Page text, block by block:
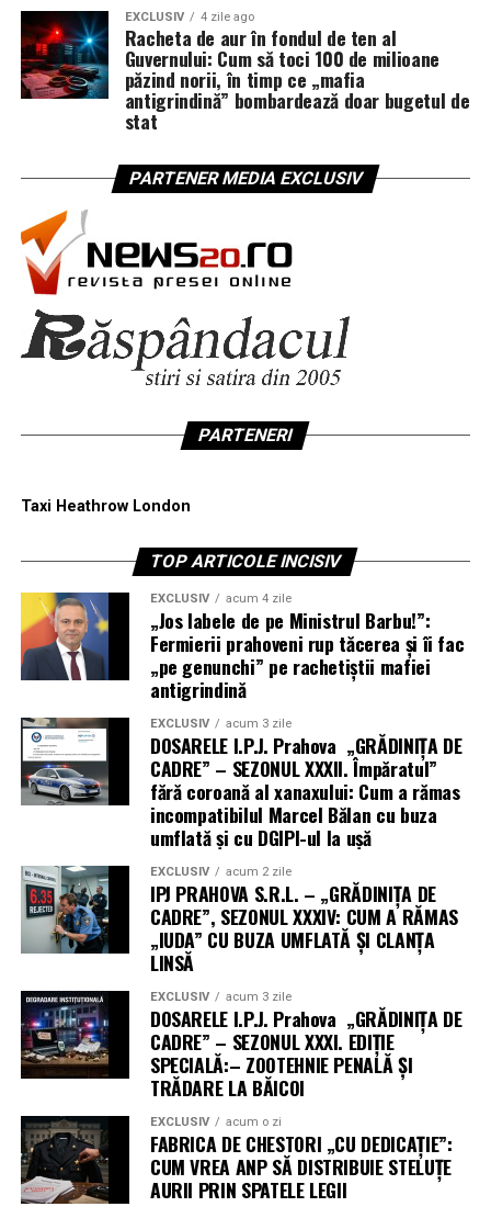
EXCLUSIV 4 zile ago
Racheta de aur în fondul de ten al
Guvernului: Cum să toci 100 de milioane
păzind norii, în timp ce „mafia
antigrindină” bombardează doar bugetul de
stat
PARTENER MEDIA EXCLUSIV
PARTENERI
Taxi Heathrow London
TOP ARTICOLE INCISIV
EXCLUSIV acum 4 zile
„Jos labele de pe Ministrul Barbu!”:
Fermierii prahoveni rup tăcerea și îi fac
„pe genunchi” pe rachetiștii mafiei
antigrindină
EXCLUSIV acum 3 zile
DOSARELE I.P.J. Prahova „GRĂDINIȚA DE
CADRE” – SEZONUL XXXII. Împăratul”
fără coroană al xanaxului: Cum a rămas
incompatibilul Marcel Bălan cu buza
umflată și cu DGIPI-ul la ușă
EXCLUSIV acum 2 zile
IPJ PRAHOVA S.R.L. – „GRĂDINIȚA DE
CADRE”, SEZONUL XXXIV: CUM A RĂMAS
„IUDA” CU BUZA UMFLATĂ ȘI CLANȚA
LINSĂ
EXCLUSIV acum 3 zile
DOSARELE I.P.J. Prahova „GRĂDINIȚA DE
CADRE” – SEZONUL XXXI. EDIȚIE
SPECIALĂ:– ZOOTEHNIE PENALĂ ȘI
TRĂDARE LA BĂICOI
EXCLUSIV acum o zi
FABRICA DE CHESTORI „CU DEDICAȚIE”:
CUM VREA ANP SĂ DISTRIBUIE STELUȚE
AURII PRIN SPATELE LEGII